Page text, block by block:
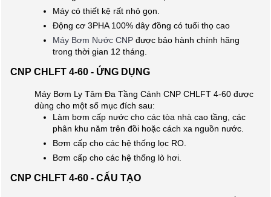
Máy có thiết kệ rất nhỏ gọn.
Động cơ 3PHA 100% dây đồng có tuổi thọ cao
Máy Bơm Nước CNP được bảo hành chính hãng
trong thời gian 12 tháng.
CNP CHLFT 4-60 - ỨNG DỤNG
Máy Bơm Ly Tâm Đa Tầng Cánh CNP CHLFT 4-60 được
dùng cho một số mục đích sau:
Làm bơm cấp nước cho các tòa nhà cao tầng, các
phân khu năm trên đồi hoặc cách xa nguồn nước.
Bơm cấp cho các hệ thống lọc RO.
Bơm cấp cho các hệ thống lò hơi.
CNP CHLFT 4-60 - CẤU TẠO